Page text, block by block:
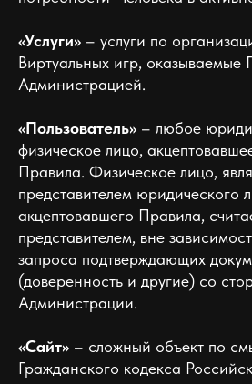
«Услуги» – услуги по
Виртуальных игр, оказываемые
Администрацией.
«Пользователь» – любое
физическое лицо,
Правила. Физическое лицо,
представителем юридического
акцептовавшего Правила,
представителем, вне
запроса подтверждающих
(доверенность и другие) со
Администрации.
«Сайт» – сложный объект по
Гражданского кодекса